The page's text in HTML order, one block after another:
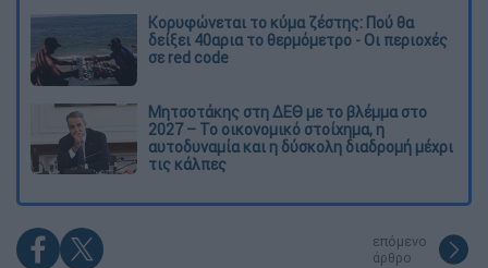
Κορυφώνεται το κύμα ζέστης: Πού θα
δείξει 40αρια το θερμόμετρο - Οι περιοχές
σε red code
Μητσοτάκης στη ΔΕΘ με το βλέμμα στο
2027 – Το οικονομικό στοίχημα, η
αυτοδυναμία και η δύσκολη διαδρομή μέχρι
τις κάλπες
επόμενο
άρθρο